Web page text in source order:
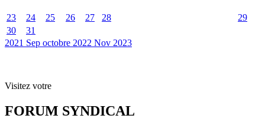
23 24 25 26 27 28
29
30
31
2021 Sep octobre 2022 Nov 2023
Visitez votre
FORUM SYNDICAL